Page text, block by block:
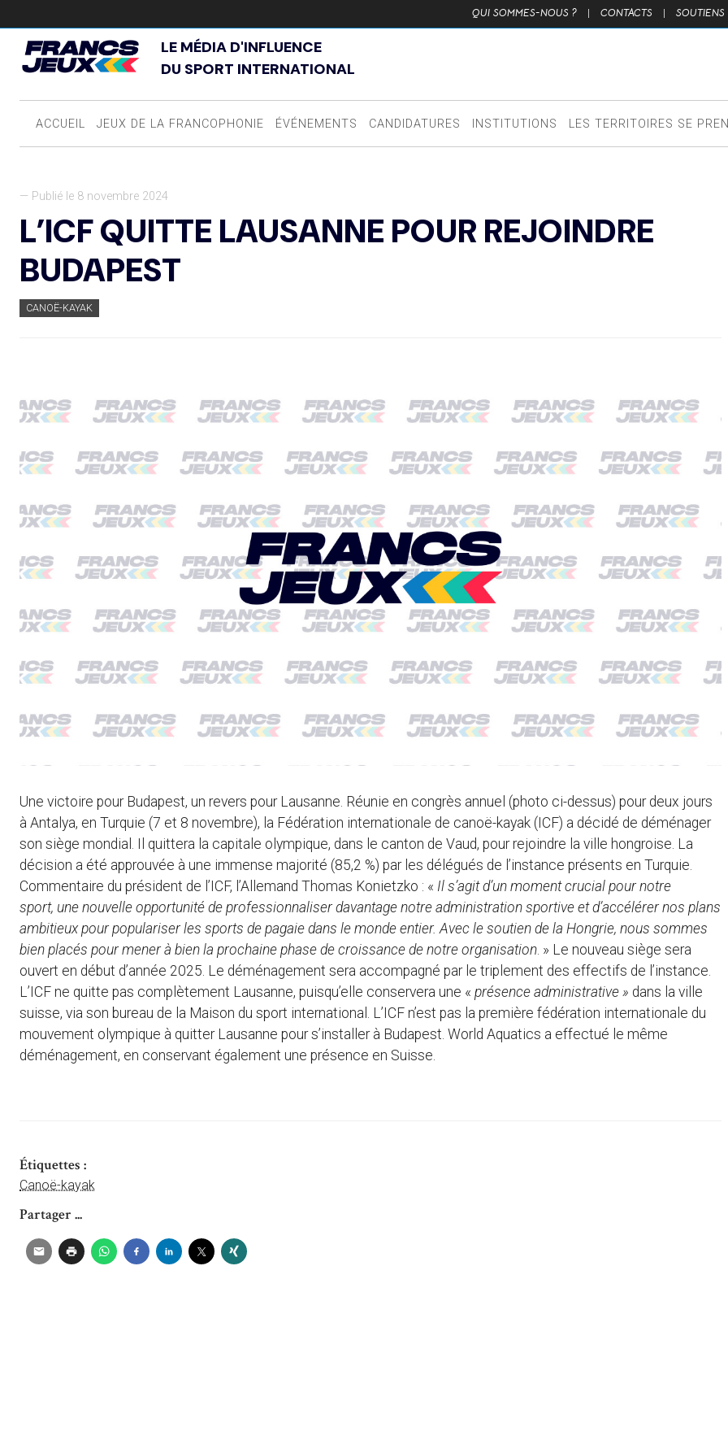
QUI SOMMES-NOUS ? | CONTACTS | SOUTIENS
LE MÉDIA D'INFLUENCE
DU SPORT INTERNATIONAL
ACCUEIL JEUX DE LA FRANCOPHONIE ÉVÉNEMENTS CANDIDATURES INSTITUTIONS LES TERRITOIRES SE
— Publié le 8 novembre 2024
L’ICF QUITTE LAUSANNE POUR REJOINDRE
BUDAPEST
CANOË-KAYAK
Une victoire pour Budapest, un revers pour Lausanne. Réunie en congrès annuel (photo ci-dessus) pour deux jours
à Antalya, en Turquie (7 et 8 novembre), la Fédération internationale de canoë-kayak (ICF) a décidé de déménager
son siège mondial. Il quittera la capitale olympique, dans le canton de Vaud, pour rejoindre la ville hongroise. La
décision a été approuvée à une immense majorité (85,2 %) par les délégués de l’instance présents en Turquie.
Commentaire du président de l’ICF, l’Allemand Thomas Konietzko : « Il s’agit d’un moment crucial pour notre
sport, une nouvelle opportunité de professionnaliser davantage notre administration sportive et d’accélérer nos plans
ambitieux pour populariser les sports de pagaie dans le monde entier. Avec le soutien de la Hongrie, nous sommes
bien placés pour mener à bien la prochaine phase de croissance de notre organisation. » Le nouveau siège sera
ouvert en début d’année 2025. Le déménagement sera accompagné par le triplement des effectifs de l’instance.
L’ICF ne quitte pas complètement Lausanne, puisqu’elle conservera une « présence administrative » dans la ville
suisse, via son bureau de la Maison du sport international. L’ICF n’est pas la première fédération internationale du
mouvement olympique à quitter Lausanne pour s’installer à Budapest. World Aquatics a effectué le même
déménagement, en conservant également une présence en Suisse.
Étiquettes :
Canoë-kayak
Partager ...